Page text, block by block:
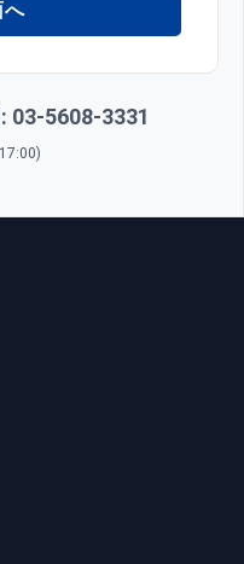
03-5608-3331